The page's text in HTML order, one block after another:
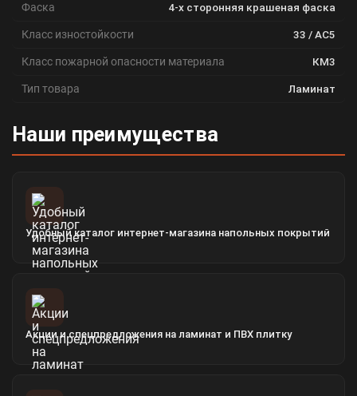
Фаска 4-х сторонняя крашеная фаска
Класс изностойкости 33 / АС5
Класс пожарной опасности материала КМ3
Тип товара Ламинат
Наши преимущества
Удобный каталог интернет-магазина напольных покрытий
Акции и спецпредложения на ламинат и ПВХ плитку